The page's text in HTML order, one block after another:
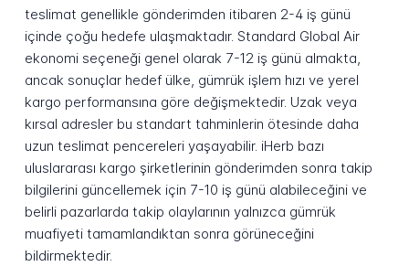
teslimat genellikle gönderimden itibaren 2-4 iş günü
içinde çoğu hedefe ulaşmaktadır. Standard Global Air
ekonomi seçeneği genel olarak 7-12 iş günü almakta,
ancak sonuçlar hedef ülke, gümrük işlem hızı ve yerel
kargo performansına göre değişmektedir. Uzak veya
kırsal adresler bu standart tahminlerin ötesinde daha
uzun teslimat pencereleri yaşayabilir. iHerb bazı
uluslararası kargo şirketlerinin gönderimden sonra takip
bilgilerini güncellemek için 7-10 iş günü alabileceğini ve
belirli pazarlarda takip olaylarının yalnızca gümrük
muafiyeti tamamlandıktan sonra görüneceğini
bildirmektedir.